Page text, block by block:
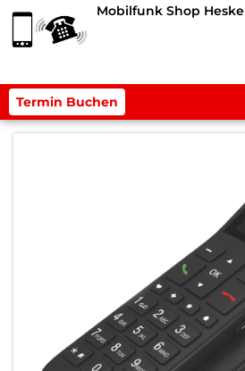
Mobilfunk Shop Heske
Termin Buchen